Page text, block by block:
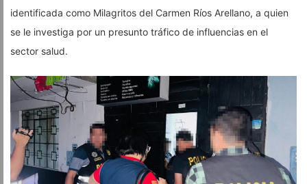
identificada como Milagritos del Carmen Ríos Arellano, a quien
se le investiga por un presunto tráfico de influencias en el
sector salud.